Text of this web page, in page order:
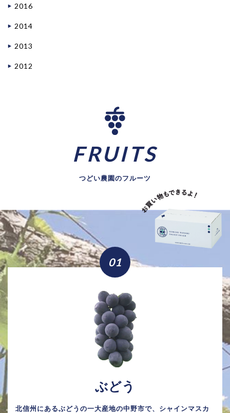
2016
2014
2013
2012
FRUITS
つどい農園のフルーツ
01
ぶどう
北信州にあるぶどうの一大産地の中野市で、シャインマスカ